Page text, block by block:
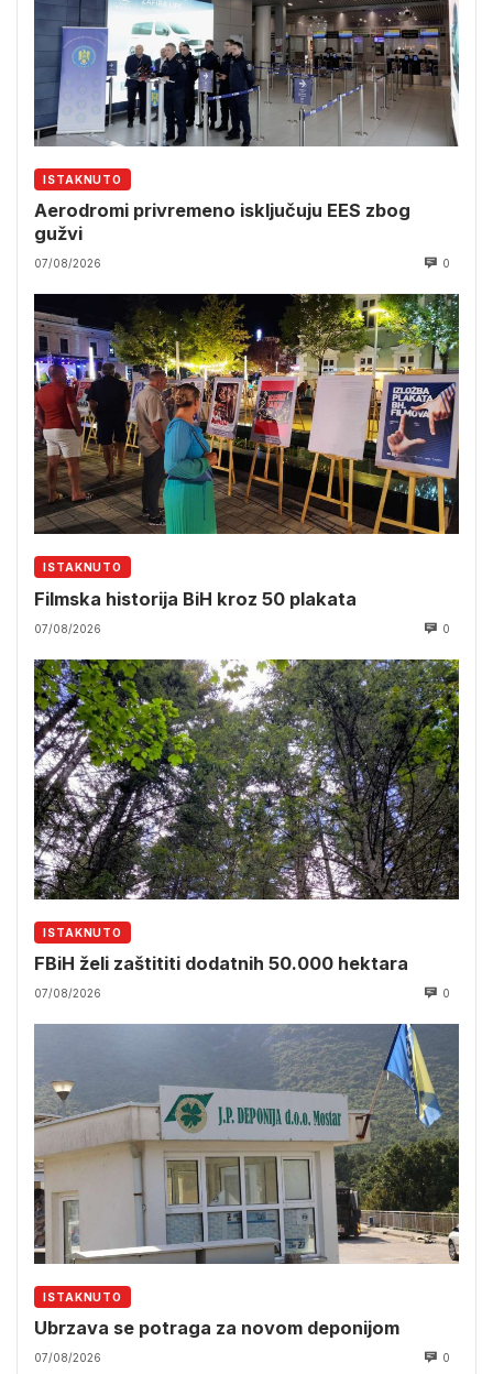
ISTAKNUTO
Aerodromi privremeno isključuju EES zbog
gužvi
07/08/2026 0
ISTAKNUTO
Filmska historija BiH kroz 50 plakata
07/08/2026 0
ISTAKNUTO
FBiH želi zaštititi dodatnih 50.000 hektara
07/08/2026 0
ISTAKNUTO
Ubrzava se potraga za novom deponijom
07/08/2026 0